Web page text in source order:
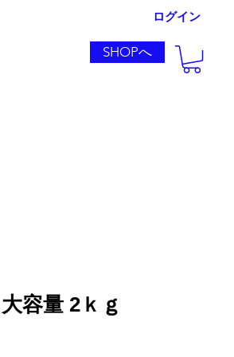
ログイン
SHOPへ
容量 2ｋｇ